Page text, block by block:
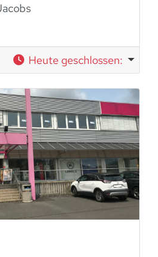
Heute geschlossen: